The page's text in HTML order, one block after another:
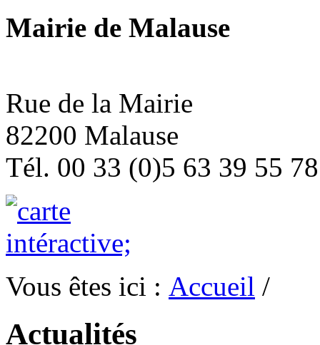
Mairie de Malause
Rue de la Mairie
82200 Malause
Tél. 00 33 (0)5 63 39 55 78
Vous êtes ici : Accueil /
Actualités